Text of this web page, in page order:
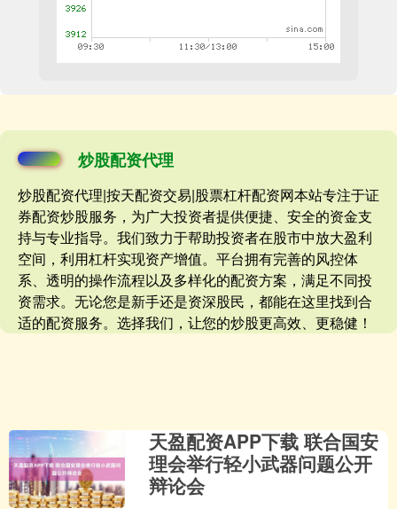
炒股配资代理
炒股配资代理|按天配资交易|股票杠杆配资网本站专注于证
券配资炒股服务，为广大投资者提供便捷、安全的资金支
持与专业指导。我们致力于帮助投资者在股市中放大盈利
空间，利用杠杆实现资产增值。平台拥有完善的风控体
系、透明的操作流程以及多样化的配资方案，满足不同投
资需求。无论您是新手还是资深股民，都能在这里找到合
适的配资服务。选择我们，让您的炒股更高效、更稳健！
天盈配资APP下载 联合国安
理会举行轻小武器问题公开
辩论会